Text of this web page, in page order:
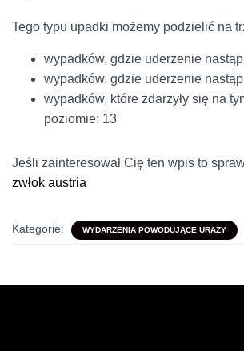
Tego typu upadki możemy podzielić na
wypadków, gdzie uderzenie
wypadków, gdzie uderzenie
wypadków, które zdarzyły się na
poziomie: 13
Jeśli zainteresował Cię ten wpis to
zwłok austria
Kategorie: WYDARZENIA POWODUJĄCE URAZY